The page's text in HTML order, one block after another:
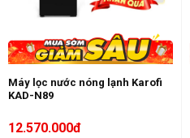
Máy lọc nước nóng lạnh Karofi
KAD-N89
12.570.000đ